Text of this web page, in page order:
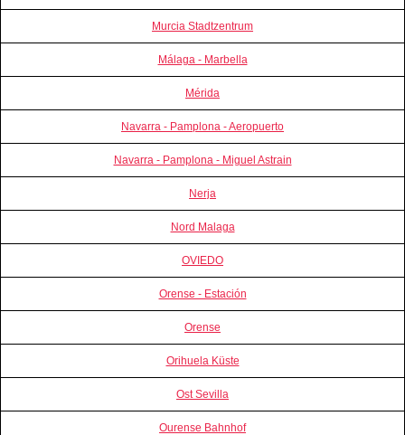
Murcia Stadtzentrum
Málaga - Marbella
Mérida
Navarra - Pamplona - Aeropuerto
Navarra - Pamplona - Miguel Astrain
Nerja
Nord Malaga
OVIEDO
Orense - Estación
Orense
Orihuela Küste
Ost Sevilla
Ourense Bahnhof